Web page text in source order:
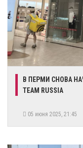
В ПЕРМИ СНОВА
TEAM RUSSIA
05 июня 2025, 21:45